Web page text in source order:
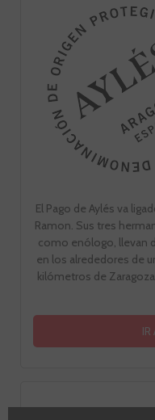
El Pago de Aylés va
Ramon. Sus tres
como enólogo, llevan
en los alrededores de
kilómetros de
IR